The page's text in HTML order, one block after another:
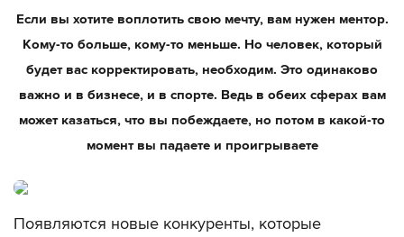
Если вы хотите воплотить свою мечту, вам нужен ментор.
Кому-то больше, кому-то меньше. Но человек, который
будет вас корректировать, необходим. Это одинаково
важно и в бизнесе, и в спорте. Ведь в обеих сферах вам
может казаться, что вы побеждаете, но потом в какой-то
момент вы падаете и проигрываете
Появляются новые конкуренты, которые